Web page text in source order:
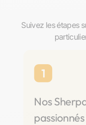
Suivez les étapes
1
Nos